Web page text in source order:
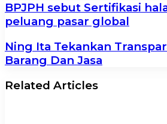
BPJPH sebut Sertifikasi
peluang pasar global
Ning Ita Tekankan
Barang Dan Jasa
Related Articles